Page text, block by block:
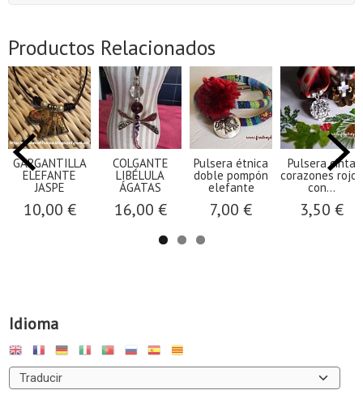
Idioma
Productos Relacionados
GARGANTILLA
ELEFANTE
JASPE
10,00 €
COLGANTE
LIBÉLULA
ÁGATAS
16,00 €
Pulsera étnica
doble pompón
elefante
7,00 €
Pulsera cinta
corazones rojos
con...
3,50 €